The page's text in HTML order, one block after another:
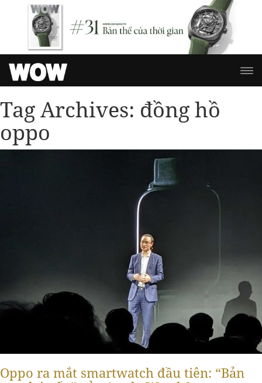
Tag Archives: đồng hồ
oppo
Oppo ra mắt smartwatch đầu tiên: “Bản